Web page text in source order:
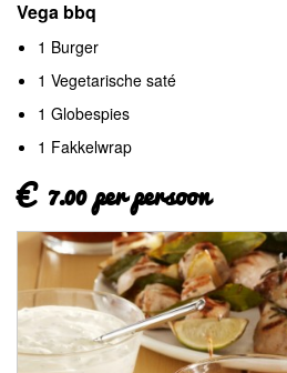
Vega bbq
1 Burger
1 Vegetarische saté
1 Globespies
1 Fakkelwrap
€ 7.00 per persoon